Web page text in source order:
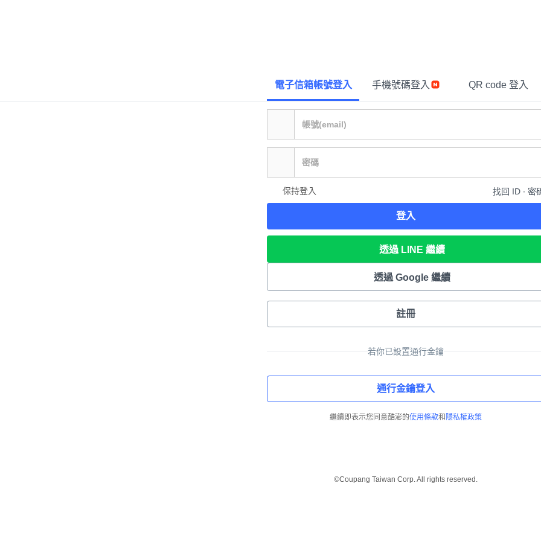
電子信箱帳號登入 手機號碼登入 QR code 登入
保持登入 找回 ID ∙ 密
登入
透過 LINE 繼續
透過 Google 繼續
註冊
若你已設置通行金鑰
通行金鑰登入
繼續即表示您同意酷澎的使用條款和 隱私權政策
©Coupang Taiwan Corp. All rights reserved.